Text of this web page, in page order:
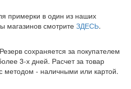
примерки в один из наших
магазинов смотрите ЗДЕСЬ.
сохраняется за покупателем
3-х дней. Расчет за товар
методом - наличными или картой.